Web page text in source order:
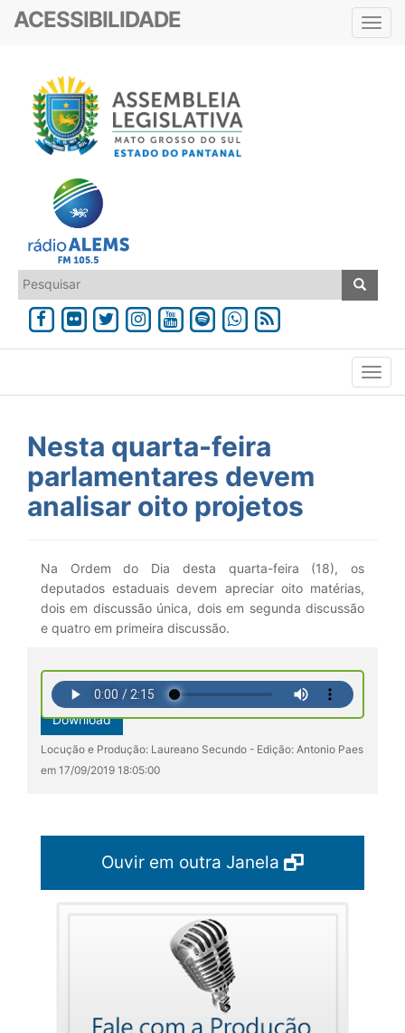
ACESSIBILIDADE
Nesta quarta-feira
parlamentares devem
analisar oito projetos
Na Ordem do Dia desta quarta-feira (18), os
deputados estaduais devem apreciar oito matérias,
dois em discussão única, dois em segunda discussão
e quatro em primeira discussão.
Download
Locução e Produção: Laureano Secundo - Edição: Antonio Paes
em 17/09/2019 18:05:00
Ouvir em outra Janela